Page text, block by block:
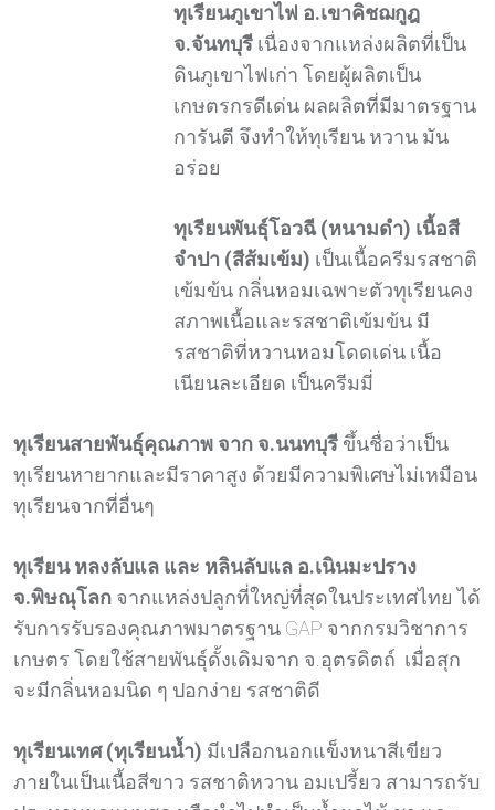
ทุเรียนภูเขาไฟ อ.เขาคิชฌกูฎ
จ.จันทบุรี เนื่องจากแหล่งผลิตที่เป็น
ดินภูเขาไฟเก่า โดยผู้ผลิตเป็น
เกษตรกรดีเด่น ผลผลิตที่มีมาตรฐาน
การันตี จึงทำให้ทุเรียน หวาน มัน
อร่อย
ทุเรียนพันธุ์โอวฉี (หนามดำ) เนื้อสี
จำปา (สีส้มเข้ม) เป็นเนื้อครีมรสชาติ
เข้มข้น กลิ่นหอมเฉพาะตัวทุเรียนคง
สภาพเนื้อและรสชาติเข้มข้น มี
รสชาติที่หวานหอมโดดเด่น เนื้อ
เนียนละเอียด เป็นครีมมี่
ทุเรียนสายพันธุ์คุณภาพ จาก จ.นนทบุรี ขึ้นชื่อว่าเป็น
ทุเรียนหายากและมีราคาสูง ด้วยมีความพิเศษไม่เหมือน
ทุเรียนจากที่อื่นๆ
ทุเรียน หลงลับแล และ หลินลับแล อ.เนินมะปราง
จ.พิษณุโลก จากแหล่งปลูกที่ใหญ่ที่สุดในประเทศไทย ได้
รับการรับรองคุณภาพมาตรฐาน GAP จากกรมวิชาการ
เกษตร โดยใช้สายพันธุ์ดั้งเดิมจาก จ.อุตรดิตถ์ เมื่อสุก
จะมีกลิ่นหอมนิด ๆ ปอกง่าย รสชาติดี
ทุเรียนเทศ (ทุเรียนน้ำ) มีเปลือกนอกแข็งหนาสีเขียว
ภายในเป็นเนื้อสีขาว รสชาติหวาน อมเปรี้ยว สามารถรับ